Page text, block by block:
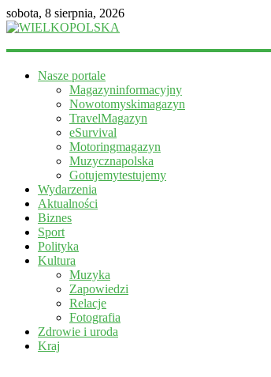
sobota, 8 sierpnia, 2026
WIELKOPOLSKA
informacyjny
Nasze portale
Magazyninformacyjny
Nowotomyskimagazyn
TravelMagazyn
eSurvival
Motoringmagazyn
Muzycznapolska
Gotujemytestujemy
Wydarzenia
Aktualności
Biznes
Sport
Polityka
Kultura
Muzyka
Zapowiedzi
Relacje
Fotografia
Zdrowie i uroda
Kraj